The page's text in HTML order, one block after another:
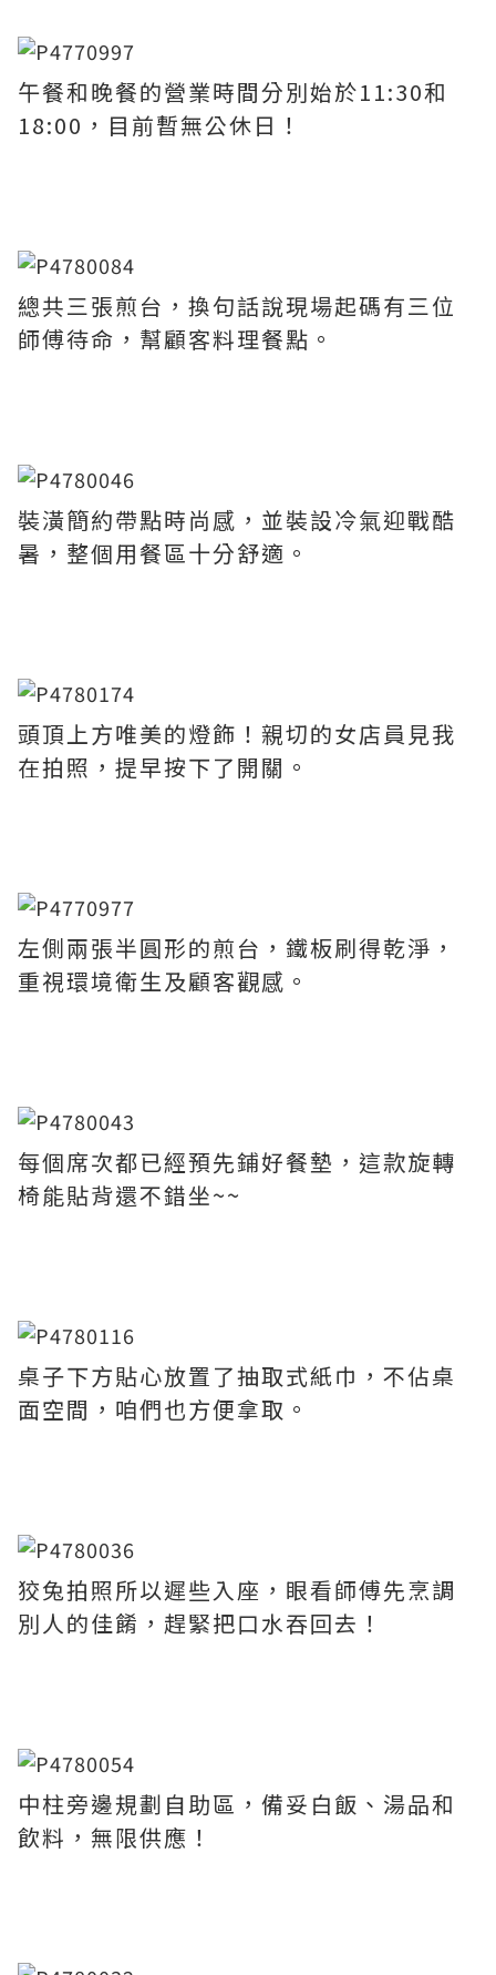
午餐和晚餐的營業時間分別始於11:30和
18:00，目前暫無公休日！
總共三張煎台，換句話說現場起碼有三位
師傅待命，幫顧客料理餐點。
裝潢簡約帶點時尚感，並裝設冷氣迎戰酷
暑，整個用餐區十分舒適。
頭頂上方唯美的燈飾！親切的女店員見我
在拍照，提早按下了開關。
左側兩張半圓形的煎台，鐵板刷得乾淨，
重視環境衛生及顧客觀感。
每個席次都已經預先鋪好餐墊，這款旋轉
椅能貼背還不錯坐~~
桌子下方貼心放置了抽取式紙巾，不佔桌
面空間，咱們也方便拿取。
狡兔拍照所以遲些入座，眼看師傅先烹調
別人的佳餚，趕緊把口水吞回去！
中柱旁邊規劃自助區，備妥白飯、湯品和
飲料，無限供應！